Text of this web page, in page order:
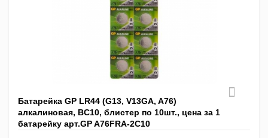
Батарейка GP LR44 (G13, V13GA, A76)
алкалиновая, BC10, блистер по 10шт., цена за 1
батарейку арт.GP A76FRA-2C10